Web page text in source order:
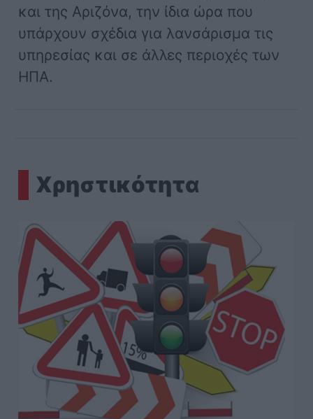
και της Αριζόνα, την ίδια ώρα που
υπάρχουν σχέδια για λανσάρισμα τις
υπηρεσίας και σε άλλες περιοχές των
ΗΠΑ.
Χρηστικότητα